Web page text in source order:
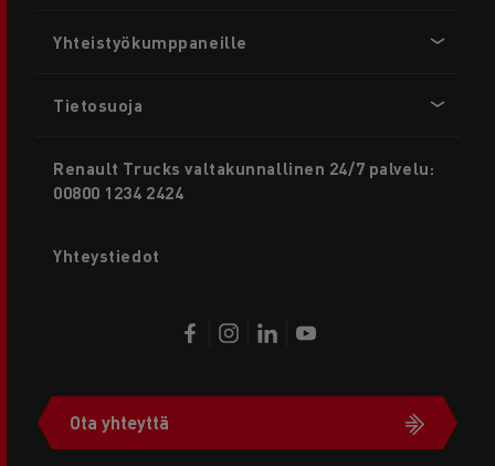
Yhteistyökumppaneille
Tietosuoja
Renault Trucks valtakunnallinen 24/7 palvelu:
00800 1234 2424
Yhteystiedot
Ota yhteyttä